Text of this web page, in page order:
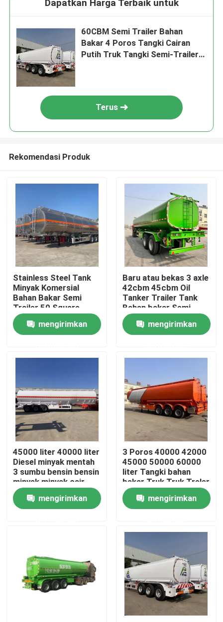
Rumah
Video
Tentang kami
Tur Pabrik
Kontrol kualitas
Permintaan Penawaran
Dump Truck Bekas
Dapatkan Harga Terbaik untuk
60CBM Semi Trailer Bahan
Bakar 4 Poros Tangki Cairan
Putih Truk Tangki Semi-Trailer
Terus
Rekomendasi Produk
Stainless Steel Tank
Minyak Komersial
Bahan Bakar Semi
Trailer 50 Square
Tank Cairan Truk
Kendaraan
Pengangkutan
mengirimkan
Baru atau bekas 3 axle
42cbm 45cbm Oil
Tanker Trailer Tank
Bahan bakar Semi
Trailer
mengirimkan
45000 liter 40000 liter
Diesel minyak mentah
3 sumbu bensin bensin
minyak minyak cair
bahan bakar tangki
trailer tangki Semi
trailer
mengirimkan
3 Poros 40000 42000
45000 50000 60000
liter Tangki bahan
bakar Truk Truk Treler
Bensin Bensin Diesel
Tank minyak Tank
bahan bakar
mengirimkan